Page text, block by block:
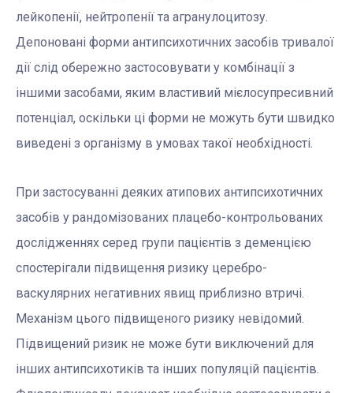
лейкопенії, нейтропенії та агранулоцитозу.
Депоновані форми антипсихотичних засобів тривалої
дії слід обережно застосовувати у комбінації з
іншими засобами, яким властивий мієлосупресивний
потенціал, оскільки ці форми не можуть бути швидко
виведені з організму в умовах такої необхідності.
При застосуванні деяких атипових антипсихотичних
засобів у рандомізованих плацебо-контрольованих
дослідженнях серед групи пацієнтів з деменцією
спостерігали підвищення ризику церебро-
васкулярних негативних явищ приблизно втричі.
Механізм цього підвищеного ризику невідомий.
Підвищений ризик не може бути виключений для
інших антипсихотиків та інших популяцій пацієнтів.